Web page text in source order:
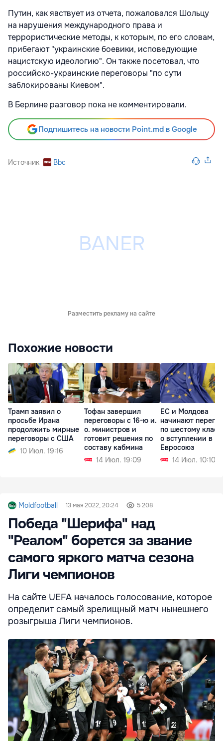
Путин, как явствует из отчета, пожаловался Шольцу
на нарушения международного права и
террористические методы, к которым, по его словам,
прибегают "украинские боевики, исповедующие
нацистскую идеологию". Он также посетовал, что
российско-украинские переговоры "по сути
заблокированы Киевом".
В Берлине разговор пока не комментировали.
Подпишитесь на новости Point.md в Google
Источник Bbc
Разместить рекламу на сайте
Похожие новости
Трамп заявил о
просьбе Ирана
продолжить мирные
переговоры с США
10 Июл. 19:16
Тофан завершил
переговоры с 16-ю и.
о. министров и
готовит решения по
составу кабмина
14 Июл. 19:09
ЕС и Молдова
начинают
по шестому
о вступлении в
Евросоюз
14 Июл. 10:10
Moldfootball 13 мая 2022, 20:24 5 208
Победа "Шерифа" над
"Реалом" борется за звание
самого яркого матча сезона
Лиги чемпионов
На сайте UEFA началось голосование, которое
определит самый зрелищный матч нынешнего
розыгрыша Лиги чемпионов.